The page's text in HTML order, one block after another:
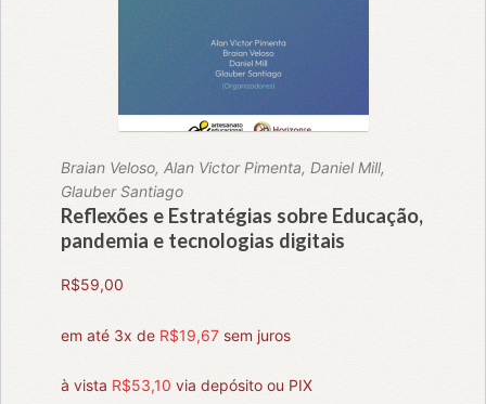
Braian Veloso, Alan Victor Pimenta, Daniel Mill,
Glauber Santiago
Reflexões e Estratégias sobre Educação,
pandemia e tecnologias digitais
R$59,00
em até 3x de R$19,67 sem juros
à vista R$53,10 via depósito ou PIX